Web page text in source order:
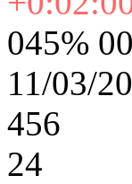
045%
11/03/
456
24